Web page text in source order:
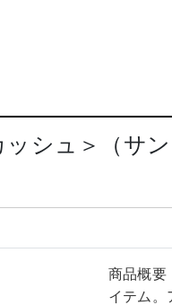
シュ＞（サ
商品概要
イテム。